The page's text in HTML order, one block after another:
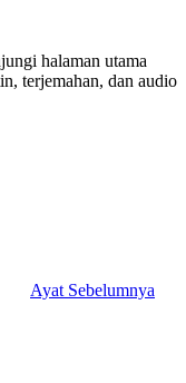
halaman utama
terjemahan, dan audio
Ayat Sebelumnya